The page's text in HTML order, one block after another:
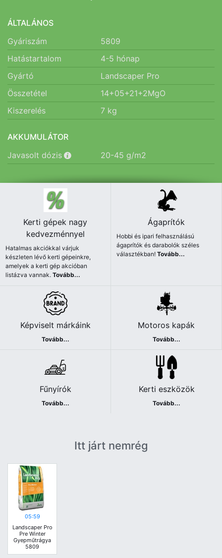
ÁLTALÁNOS
Gyáriszám
5809
Hatástartalom
4-5 hónap
Gyártó
Landscaper Pro
Összetétel
14+05+21+2MgO
Kiszerelés
7 kg
AKKUMULÁTOR
Javasolt dózis
20-45 g/m2
Kerti gépek nagy
kedvezménnyel
Hatalmas akciókkal várjuk
készleten lévő kerti gépeinkre,
amelyek a kerti gép akcióban
listázva vannak.Tovább...
Ágaprítók
Hobbi és ipari felhasználású
ágaprítók és darabolók széles
választékban!Tovább...
Képviselt márkáink
Tovább...
Motoros kapák
Tovább...
Fűnyírók
Tovább...
Kerti eszközök
Tovább...
Itt járt nemrég
05:59
Landscaper Pro
Pre Winter
Gyepműtrágya
5809